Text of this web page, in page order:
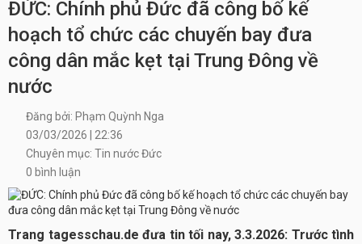
ĐỨC: Chính phủ Đức đã công bố kế
hoạch tổ chức các chuyến bay đưa
công dân mắc kẹt tại Trung Đông về
nước
Đăng bởi: Phạm Quỳnh Nga
03/03/2026 | 22:36
Chuyên mục: Tin nước Đức
0 bình luận
Trang tagesschau.de đưa tin tối nay, 3.3.2026: Trước tình